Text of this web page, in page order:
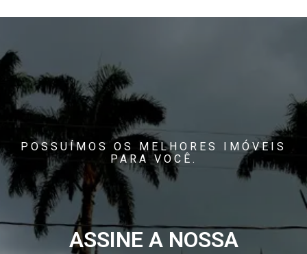
POSSUÍMOS OS MELHORES IMÓVEIS
PARA VOCÊ.
ASSINE A NOSSA